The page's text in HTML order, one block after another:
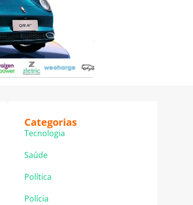
Categorias
Tecnologia
Saúde
Política
Polícia